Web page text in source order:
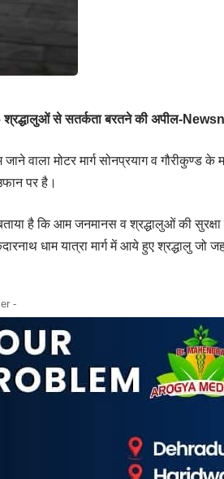
– श्रद्धालुओं से सतर्कता बरतने की अपील-
वाला मोटर मार्ग सोनप्रयाग व गौरीकुण्ड के
पर है।
है कि आम जनमानस व श्रद्धालुओं की
धाम यात्रा मार्ग में आये हुए श्रद्धालु जो
-